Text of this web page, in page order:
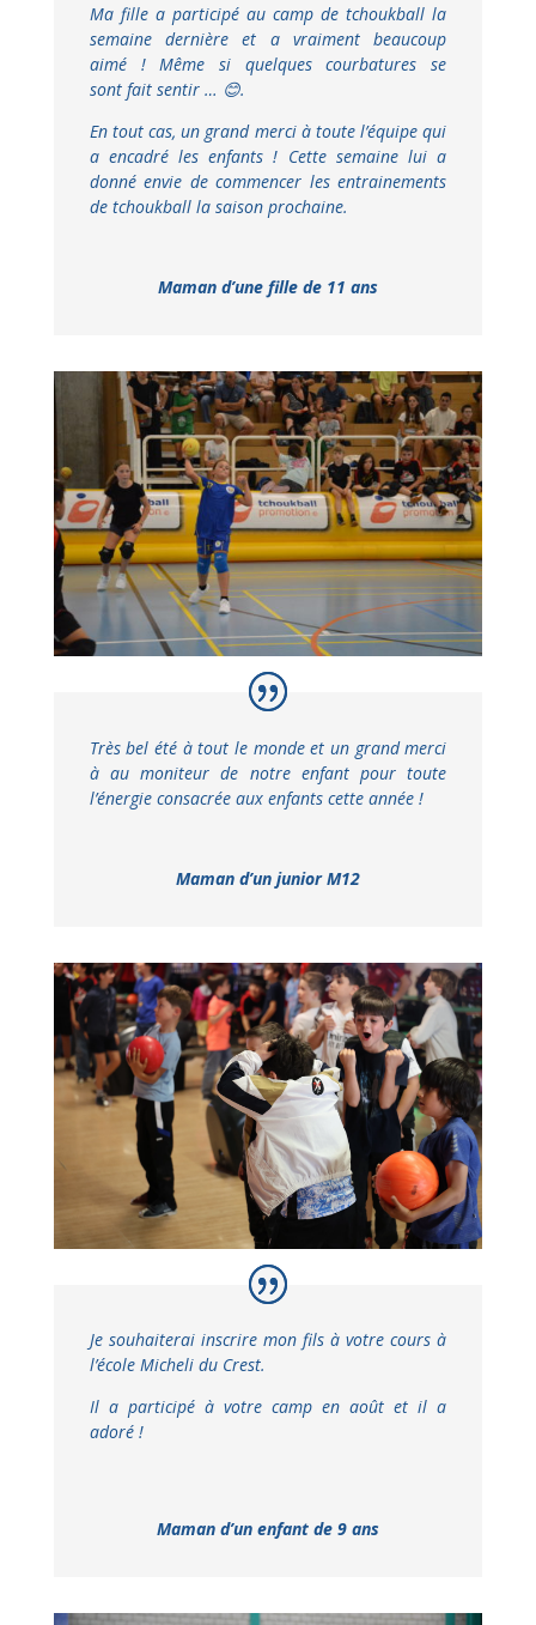
Ma fille a participé au camp de tchoukball la
semaine dernière et a vraiment beaucoup
aimé ! Même si quelques courbatures se
sont fait sentir … 😊.
En tout cas, un grand merci à toute l’équipe qui
a encadré les enfants ! Cette semaine lui a
donné envie de commencer les entrainements
de tchoukball la saison prochaine.
Maman d’une fille de 11 ans
Très bel été à tout le monde et un grand merci
à au moniteur de notre enfant pour toute
l’énergie consacrée aux enfants cette année !
Maman d’un junior M12
Je souhaiterai inscrire mon fils à votre cours à
l’école Micheli du Crest.
Il a participé à votre camp en août et il a
adoré !
Maman d’un enfant de 9 ans